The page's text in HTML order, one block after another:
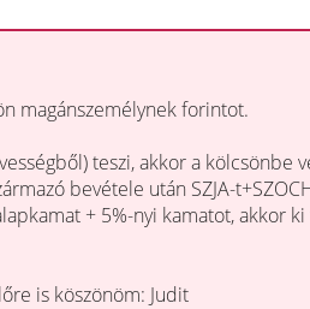
magánszemélynek forintot.
teszi, akkor a kölcsönbe
bevétele után SZJA-
+ 5%-nyi kamatot, akkor
is köszönöm: Judit